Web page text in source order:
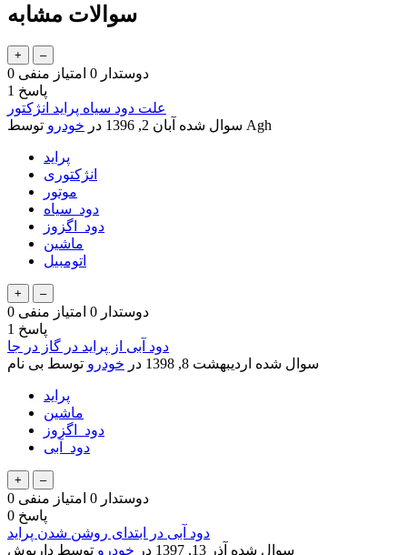
سوالات مشابه
0 دوستدار 0 امتیاز منفی
1 پاسخ
علت دود سیاه پراید انژکتور
سوال شده آبان 2, 1396 در خودرو Agh
پراید
انژکتوری
موتور
دود_سیاه
دود_اگزوز
ماشین
اتومبیل
0 دوستدار 0 امتیاز منفی
1 پاسخ
دود آبی از پراید در گاز در جا
سوال شده اردیبهشت 8, 1398 در خودرو توسط بی نام
پراید
ماشین
دود_اگزوز
دود_آبی
0 دوستدار 0 امتیاز منفی
0 پاسخ
دود آبی در ابتدای روشن شدن پراید
سوال شده آذر 13, 1397 در خودرو توسط داريوش